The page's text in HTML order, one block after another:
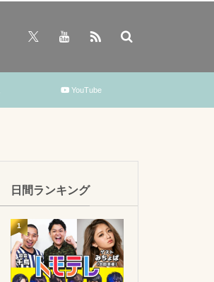
YouTube
日間ランキング
1